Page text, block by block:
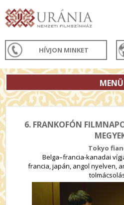
HÍVJON MINKET
MENÜ
6. FRANKOFÓN
Tokyo
Belga–francia-kanadai
francia, japán, angol nyelven,